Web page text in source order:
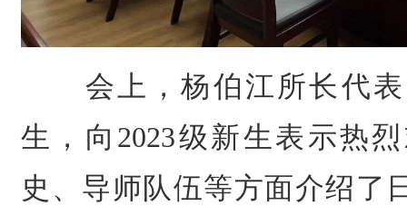
会上，杨伯江所长代表
生，向2023级新生表示热
史、导师队伍等方面介绍了